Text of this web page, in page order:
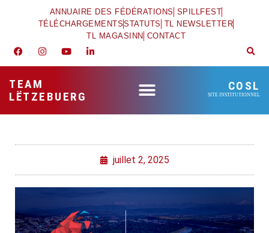
ANNUAIRE DES FÉDÉRATIONS SPILLFEST
TÉLÉCHARGEMENTSSTATUTS TL NEWSLETTER
TL MAGASINN CONTACT
TEAM
LËTZEBUERG
COSL
SITE INSTITUTIONNEL
juillet 2, 2025